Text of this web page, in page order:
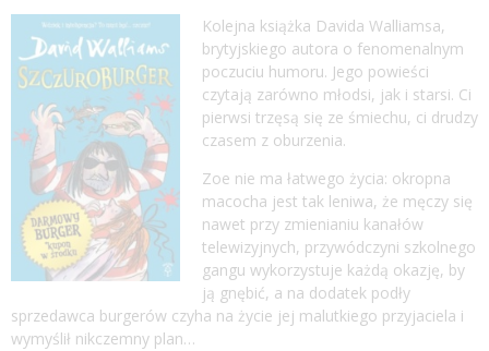
Kolejna książka Davida Walliamsa,
brytyjskiego autora o fenomenalnym
poczuciu humoru. Jego powieści
czytają zarówno młodsi, jak i starsi. Ci
pierwsi trzęsą się ze śmiechu, ci drudzy
czasem z oburzenia.
Zoe nie ma łatwego życia: okropna
macocha jest tak leniwa, że męczy się
nawet przy zmienianiu kanałów
telewizyjnych, przywódczyni szkolnego
gangu wykorzystuje każdą okazję, by
ją gnębić, a na dodatek podły
sprzedawca burgerów czyha na życie jej malutkiego przyjaciela i
wymyślił nikczemny plan…